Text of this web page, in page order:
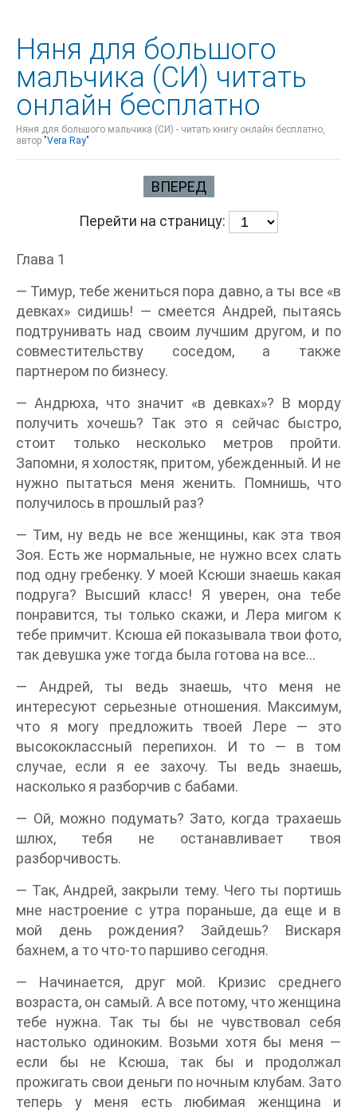
Няня для большого
мальчика (СИ) читать
онлайн бесплатно
Няня для большого мальчика (СИ) - читать книгу онлайн бесплатно,
автор "Vera Ray"
ВПЕРЕД
Перейти на страницу:
Глава 1
— Тимур, тебе жениться пора давно, а ты все «в
девках» сидишь! — смеется Андрей, пытаясь
подтрунивать над своим лучшим другом, и по
совместительству соседом, а также
партнером по бизнесу.
— Андрюха, что значит «в девках»? В морду
получить хочешь? Так это я сейчас быстро,
стоит только несколько метров пройти.
Запомни, я холостяк, притом, убежденный. И не
нужно пытаться меня женить. Помнишь, что
получилось в прошлый раз?
— Тим, ну ведь не все женщины, как эта твоя
Зоя. Есть же нормальные, не нужно всех слать
под одну гребенку. У моей Ксюши знаешь какая
подруга? Высший класс! Я уверен, она тебе
понравится, ты только скажи, и Лера мигом к
тебе примчит. Ксюша ей показывала твои фото,
так девушка уже тогда была готова на все…
— Андрей, ты ведь знаешь, что меня не
интересуют серьезные отношения. Максимум,
что я могу предложить твоей Лере — это
высококлассный перепихон. И то — в том
случае, если я ее захочу. Ты ведь знаешь,
насколько я разборчив с бабами.
— Ой, можно подумать? Зато, когда трахаешь
шлюх, тебя не останавливает твоя
разборчивость.
— Так, Андрей, закрыли тему. Чего ты портишь
мне настроение с утра пораньше, да еще и в
мой день рождения? Зайдешь? Вискаря
бахнем, а то что-то паршиво сегодня.
— Начинается, друг мой. Кризис среднего
возраста, он самый. А все потому, что женщина
тебе нужна. Так ты бы не чувствовал себя
настолько одиноким. Возьми хотя бы меня —
если бы не Ксюша, так бы и продолжал
прожигать свои деньги по ночным клубам. Зато
теперь у меня есть любимая женщина и